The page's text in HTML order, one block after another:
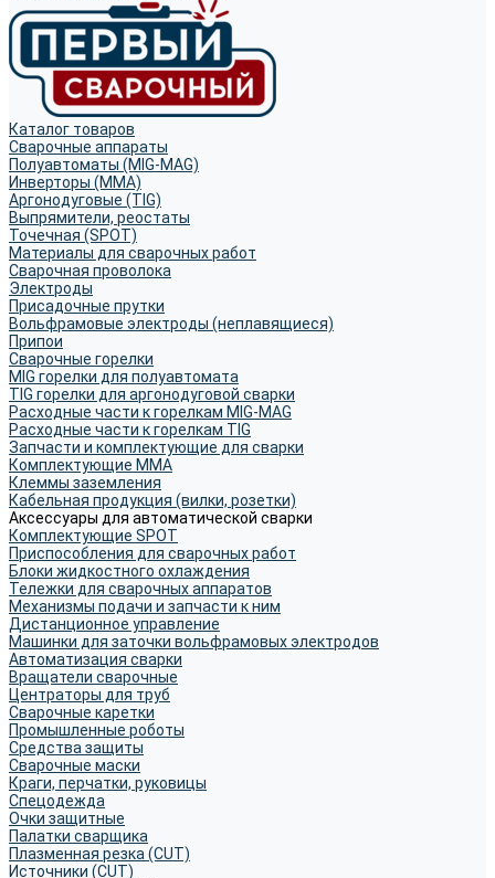
Каталог товаров
Сварочные аппараты
Полуавтоматы (MIG-MAG)
Инверторы (MMA)
Аргонодуговые (TIG)
Выпрямители, реостаты
Точечная (SPOT)
Материалы для сварочных работ
Сварочная проволока
Электроды
Присадочные прутки
Вольфрамовые электроды (неплавящиеся)
Припои
Сварочные горелки
MIG горелки для полуавтомата
TIG горелки для аргонодуговой сварки
Расходные части к горелкам MIG-MAG
Расходные части к горелкам TIG
Запчасти и комплектующие для сварки
Комплектующие ММА
Клеммы заземления
Кабельная продукция (вилки, розетки)
Аксессуары для автоматической сварки
Комплектующие SPOT
Приспособления для сварочных работ
Блоки жидкостного охлаждения
Тележки для сварочных аппаратов
Механизмы подачи и запчасти к ним
Дистанционное управление
Машинки для заточки вольфрамовых электродов
Автоматизация сварки
Вращатели сварочные
Центраторы для труб
Сварочные каретки
Промышленные роботы
Средства защиты
Сварочные маски
Краги, перчатки, руковицы
Спецодежда
Очки защитные
Палатки сварщика
Плазменная резка (CUT)
Источники (CUT)